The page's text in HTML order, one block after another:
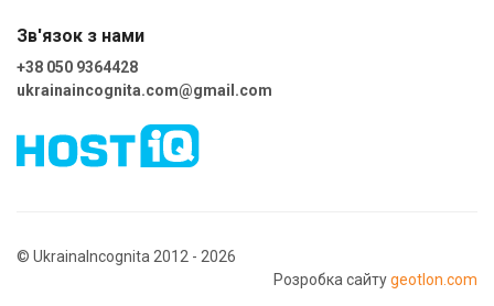
Зв'язок з нами
+38 050 9364428
ukrainaincognita.com@gmail.com
© UkrainaIncognita 2012 - 2026
Розробка сайтуgeotlon.com